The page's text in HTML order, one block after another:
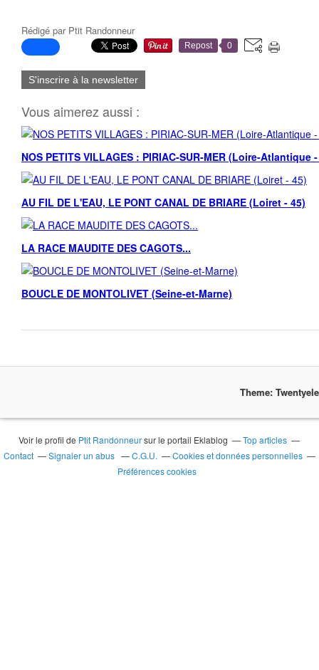
Rédigé par Ptit Randonneur
Repost 0
S'inscrire à la newsletter
Vous aimerez aussi :
NOS PETITS VILLAGES : PIRIAC-SUR-MER (Loire-Atlantique
AU FIL DE L'EAU, LE PONT CANAL DE BRIARE (Loiret - 45)
LA RACE MAUDITE DES CAGOTS...
BOUCLE DE MONTOLIVET (Seine-et-Marne)
Theme:
Voir le profil de Ptit Randonneursur le portail Eklablog
Top articles
Contact
Signaler un abus C.G.U.
Cookies et données personnelles
Préférences cookies